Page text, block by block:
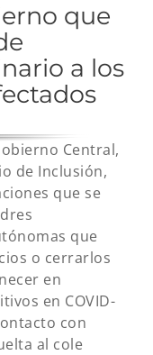
que
a los
Central,
de Inclusión,
que se
que
o cerrarlos
en
en COVID-
con
al cole